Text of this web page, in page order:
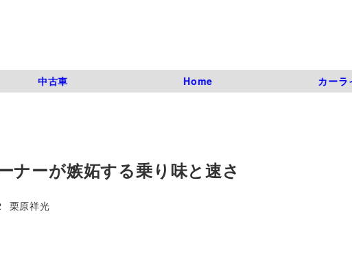
中古車 Home カーラ
ナーが嫉妬する乗り味と速さ
著
栗原祥光